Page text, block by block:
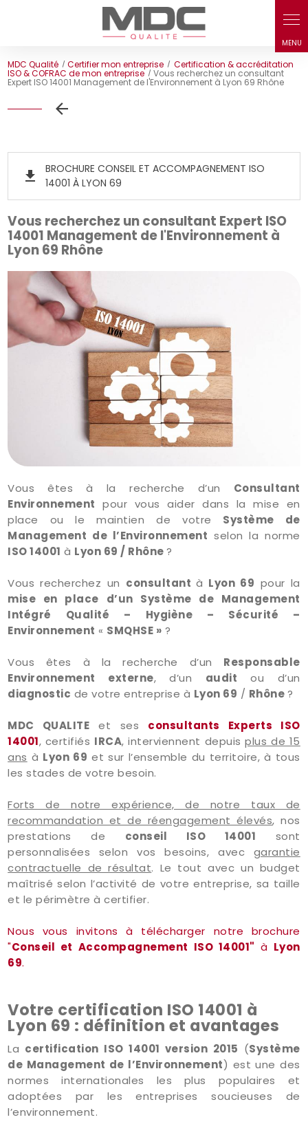
MDC Qualité Certifier mon entreprise Certification & accréditation
ISO & COFRAC de mon entreprise Vous recherchez un consultant
Expert ISO 14001 Management de l'Environnement à Lyon 69 Rhône
get_app
BROCHURE CONSEIL ET ACCOMPAGNEMENT ISO
14001 À LYON 69
Vous recherchez un consultant Expert ISO
14001 Management de l'Environnement à
Lyon 69 Rhône
Vous êtes à la recherche d’un Consultant
Environnement pour vous aider dans la mise en
place ou le maintien de votre Système de
Management de l’Environnement selon la norme
ISO 14001 à Lyon 69 / Rhône?
Vous recherchez un consultantà Lyon 69 pour la
mise en place d’un Système de Management
Intégré Qualité – Hygiène – Sécurité –
Environnement « SMQHSE » ?
Vous êtes à la recherche d’un Responsable
Environnement externe, d’un audit ou d’un
diagnostic de votre entreprise à Lyon 69 / Rhône?
MDC QUALITE et ses consultants Experts ISO
14001, certifiés IRCA, interviennent depuisplus de 15
ans à Lyon 69 et sur l’ensemble du territoire, à tous
les stades de votre besoin.
Forts de notre expérience, de notre taux de
recommandation et de réengagement élevés, nos
prestations de conseil ISO 14001 sont
personnalisées selon vos besoins, avec garantie
contractuelle de résultat. Le tout avec un budget
maîtrisé selon l’activité de votre entreprise, sa taille
et le périmètre à certifier.
Nous vous invitons à télécharger notre brochure
"Conseil et Accompagnement ISO 14001" à Lyon
69.
Votre certification ISO 14001 à
Lyon 69 : définition et avantages
La certification ISO 14001 version 2015 (Système
de Management de l’Environnement) est une des
normes internationales les plus populaires et
adoptées par les entreprises soucieuses de
l’environnement.
Panneau de gestion des cookies